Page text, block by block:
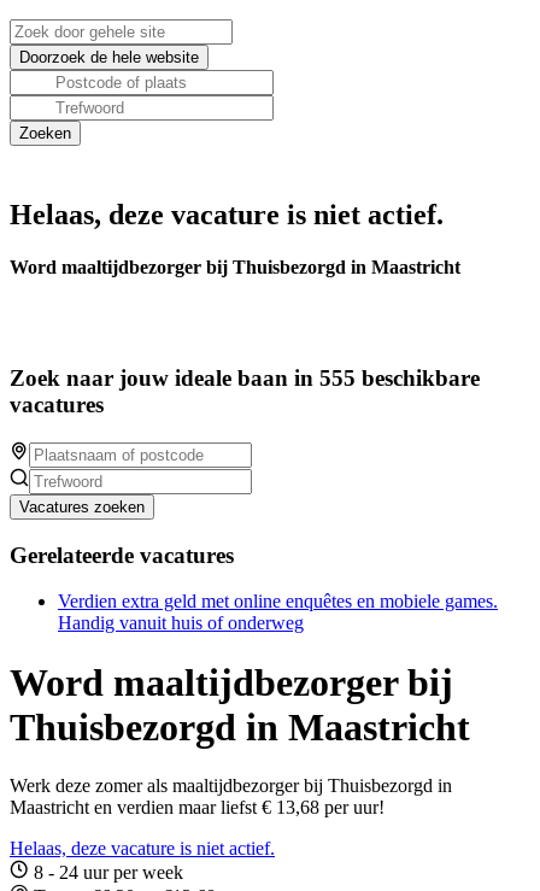
Helaas, deze vacature is niet actief.
Word maaltijdbezorger bij Thuisbezorgd in Maastricht
Zoek naar jouw ideale baan in 555 beschikbare
vacatures
Vacatures zoeken
Gerelateerde vacatures
Verdien extra geld met online enquêtes en mobiele games.
Handig vanuit huis of onderweg
Word maaltijdbezorger bij
Thuisbezorgd in Maastricht
Werk deze zomer als maaltijdbezorger bij Thuisbezorgd in
Maastricht en verdien maar liefst € 13,68 per uur!
Helaas, deze vacature is niet actief.
8 - 24 uur per week